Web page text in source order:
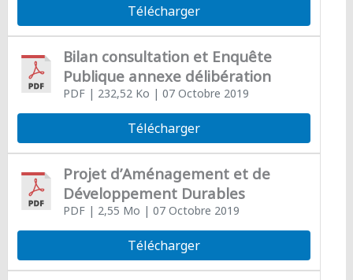
Télécharger
Bilan consultation et Enquête
Publique annexe délibération
PDF| 232,52 Ko | 07 Octobre 2019
Télécharger
Projet d’Aménagement et de
Développement Durables
PDF| 2,55 Mo | 07 Octobre 2019
Télécharger